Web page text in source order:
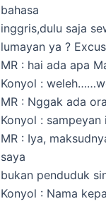
bahasa
inggris,dulu saja
lumayan ya ?
MR : hai ada apa
Konyol :
MR : Nggak ada
Konyol :
MR : Iya,
saya
bukan penduduk
Konyol : Nama